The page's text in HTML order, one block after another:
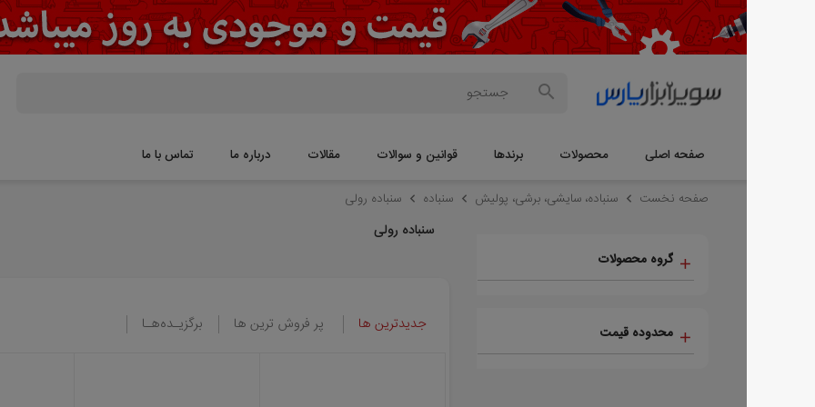
محصولات برندها قوانین و سوالات مقالات درباره ما تماس با ما
سنباده، سایشی، برشی، پولیش سنباده سنباده رولی
گروه محصولات
محدوده قیمت پر فروش ترین ها برگزیـده‌هـا